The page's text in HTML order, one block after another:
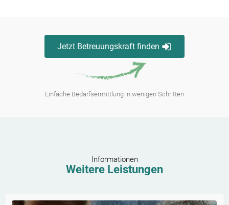
Jetzt Betreuungskraft finden
Einfache Bedarfsermittlung in wenigen Schritten
Informationen
Weitere Leistungen